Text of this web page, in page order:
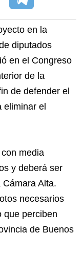
en la
diputados
en el Congreso
de la
de defender el
eliminar el
media
y deberá ser
Alta.
necesarios
que perciben
de Buenos